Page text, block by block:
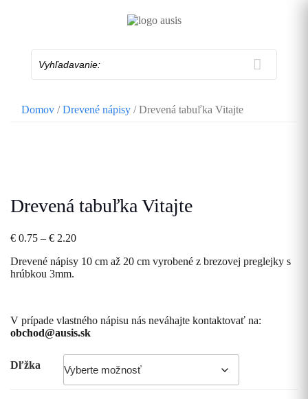
Domov /Drevené nápisy / Drevená tabuľka Vitajte
Drevená tabuľka Vitajte
€ 0.75 – € 2.20Price
€ 0.75
Drevené nápisy 10 cm až 20 cm vyrobené z brezovej preglejky s
hrúbkou 3mm.
V prípade vlastného nápisu nás neváhajte kontaktovať na:
obchod@ausis.sk
Dľžka